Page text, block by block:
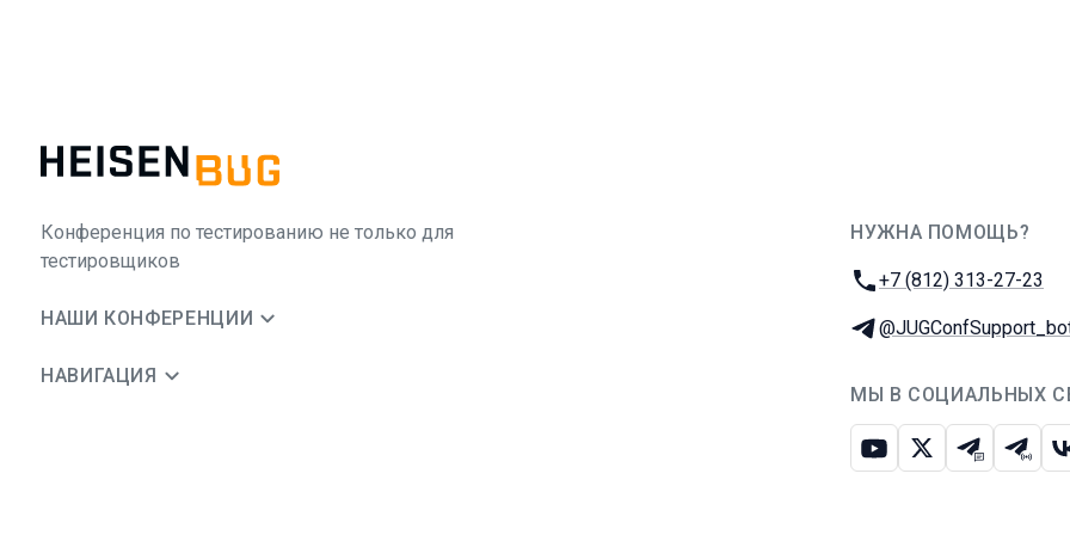
Конференция по тестированию не только для
тестировщиков
НАШИ КОНФЕРЕНЦИИ
НАВИГАЦИЯ
НУЖНА ПОМОЩЬ?
Телефон:
+7 (812) 313-27-23
Телеграм:
МЫ В СОЦИАЛЬНЫХ
ЮтубИкс Телеграм-